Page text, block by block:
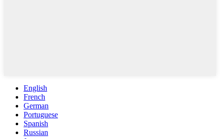
English
French
German
Portuguese
Spanish
Russian